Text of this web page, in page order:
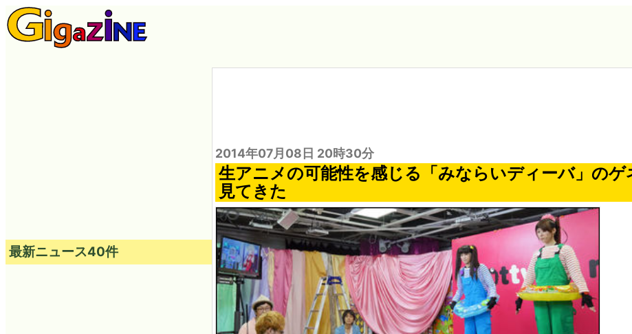
2014年07月08日 20時30分
生アニメの可能性を感じる「みならいディーバ」のゲ
見てきた
最新ニュース40件